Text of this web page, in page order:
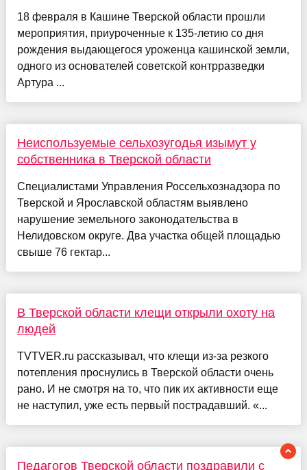
18 февраля в Кашине Тверской области прошли
мероприятия, приуроченные к 135-летию со дня
рождения выдающегося уроженца кашинской земли,
одного из основателей советской контрразведки
Артура ...
Неиспользуемые сельхозугодья изымут у
собственника в Тверской области
Специалистами Управления Россельхознадзора по
Тверской и Ярославской областям выявлено
нарушение земельного законодательства в
Нелидовском округе. Два участка общей площадью
свыше 76 гектар...
В Тверской области клещи открыли охоту на
людей
TVTVER.ru рассказывал, что клещи из-за резкого
потепления проснулись в Тверской области очень
рано. И не смотря на то, что пик их активности еще
не наступил, уже есть первый пострадавший. «...
Педагогов Тверской области поздравили с